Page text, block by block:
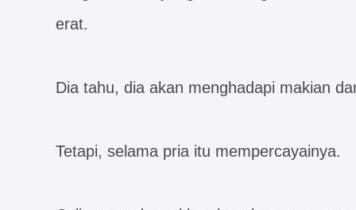
erat.
Dia tahu, dia akan menghadapi makian
Tetapi, selama pria itu mempercayainya.